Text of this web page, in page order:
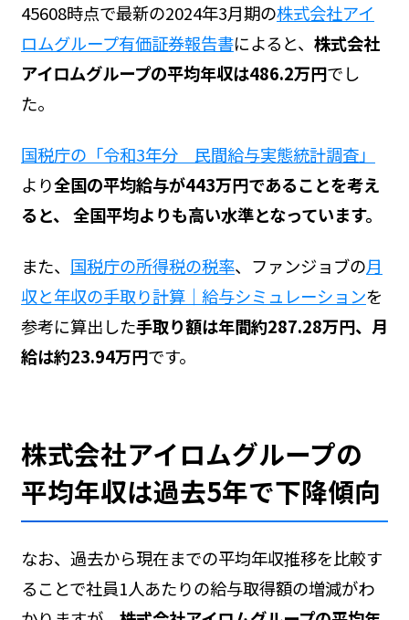
45608時点で最新の2024年3月期の株式会社アイ
ロムグループ有価証券報告書によると、 株式会社
アイロムグループの平均年収は486.2万円でし
た。
国税庁の「令和3年分 民間給与実態統計調査」
より全国の平均給与が443万円であることを考え
ると、 全国平均よりも高い水準となっています。
また、 国税庁の所得税の税率、ファンジョブの月
収と年収の手取り計算｜給与シミュレーションを
参考に算出した手取り額は年間約287.28万円、月
給は約23.94万円です。
株式会社アイロムグループの
平均年収は過去5年で下降傾向
なお、過去から現在までの平均年収推移を比較す
ることで社員1人あたりの給与取得額の増減がわ